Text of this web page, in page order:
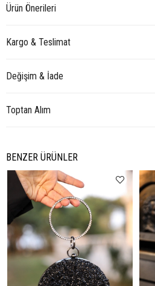
Ürün Önerileri
Kargo & Teslimat
Değişim & İade
Toptan Alım
BENZER ÜRÜNLER